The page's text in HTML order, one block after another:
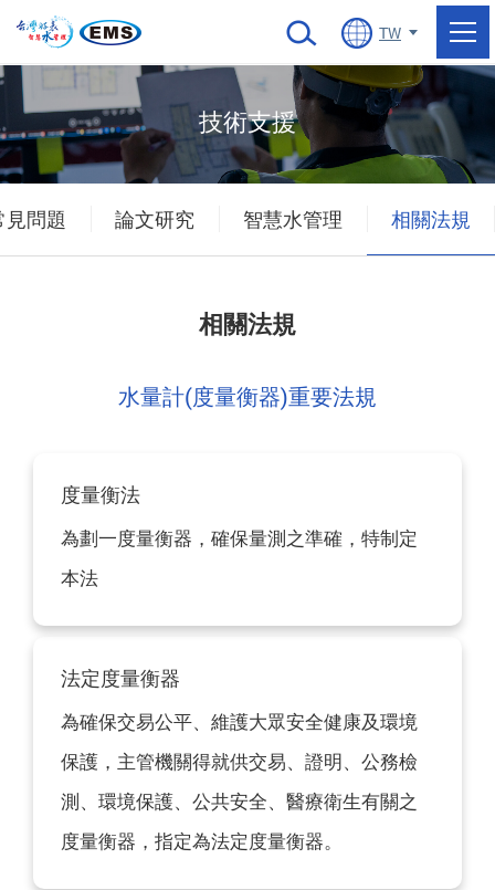
當前頁面 TW
技術支援
見問題 論文研究 智慧水管理 相關法規
相關法規
水量計(度量衡器)重要法規
度量衡法
為劃一度量衡器，確保量測之準確，特制定
本法
法定度量衡器
為確保交易公平、維護大眾安全健康及環境
保護，主管機關得就供交易、證明、公務檢
測、環境保護、公共安全、醫療衛生有關之
度量衡器，指定為法定度量衡器。